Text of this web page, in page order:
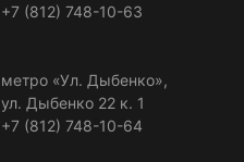
+7 (812) 748-10-63
метро «Ул. Дыбенко»,
ул. Дыбенко 22 к. 1
+7 (812) 748-10-64